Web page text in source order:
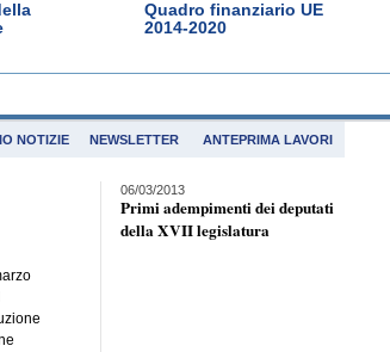
Quadro finanziario UE
2014-2020
06/03/2013
Primi adempimenti dei deputati
della XVII legislatura
NOTIZIE ANTEPRIMA LAVORI
NEWSLETTER